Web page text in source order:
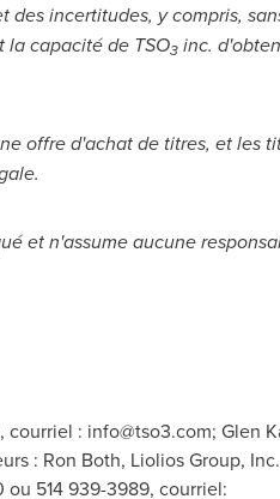
incertitudes, y compris,
capacité de TSO3inc.
offre d'achat de titres, et les
et n'assume aucune
courriel : info@tso3.com; Glen
: Ron Both, Liolios Group,
ou 514 939-3989, courriel: